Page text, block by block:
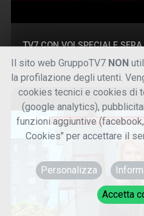
TV7 CON VOI SPECIALE
Il sito web GruppoTV7 NON
la profilazione degli utenti.
cookies tecnici e cookies di
(google analytics),
funzioni aggiuntive
Cookies" per accettare il
Personalizza
Accetta